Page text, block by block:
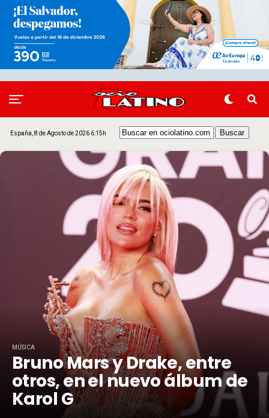
España, 8 de Agosto de 2026 6:15h
MÚSICA
Bruno Mars y Drake, entre
otros, en el nuevo álbum de
Karol G